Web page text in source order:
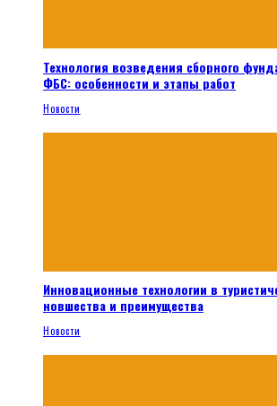
Технология возведения сборного
ФБС: особенности и этапы работ
Новости
Инновационные технологии в
новшества и преимущества
Новости